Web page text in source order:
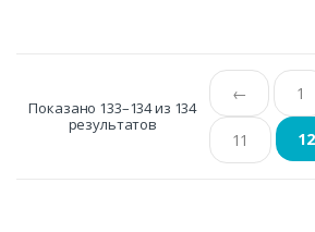
Показано 133–134 из 134
результатов
← 1
11 12